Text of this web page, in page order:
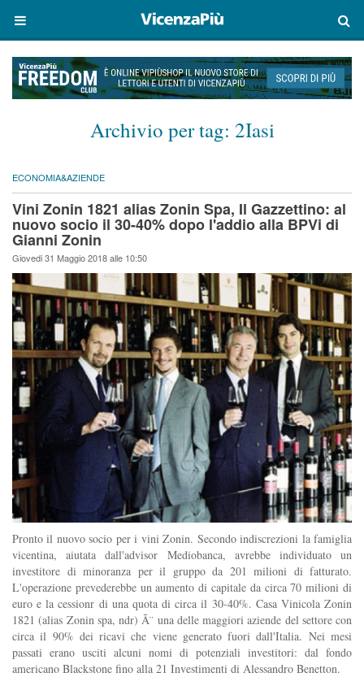
Archivio per tag: 2Iasi
ECONOMIA&AZIENDE
Vini Zonin 1821 alias Zonin Spa, Il Gazzettino: al
nuovo socio il 30-40% dopo l'addio alla BPVi di
Gianni Zonin
Giovedi 31 Maggio 2018 alle 10:50
Pronto il nuovo socio per i vini Zonin. Secondo indiscrezioni la famiglia
vicentina, aiutata dall'advisor Mediobanca, avrebbe individuato un
investitore di minoranza per il gruppo da 201 milioni di fatturato.
L'operazione prevederebbe un aumento di capitale da circa 70 milioni di
euro e la cessionr di una quota di circa il 30-40%. Casa Vinicola Zonin
1821 (alias Zonin spa, ndr) Ã¨ una delle maggiori aziende del settore con
circa il 90% dei ricavi che viene generato fuori dall'Italia. Nei mesi
passati erano usciti alcuni nomi di potenziali investitori: dal fondo
americano Blackstone fino alla 21 Investimenti di Alessandro Benetton.